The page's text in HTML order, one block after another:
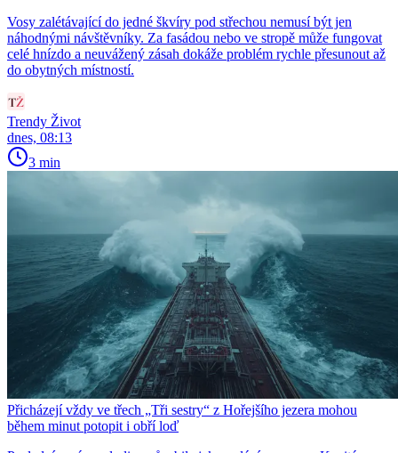
Vosy zalétávající do jedné škvíry pod střechou nemusí být jen
náhodnými návštěvníky. Za fasádou nebo ve stropě může fungovat
celé hnízdo a neuvážený zásah dokáže problém rychle přesunout až
do obytných místností.
Trendy Život
dnes, 08:13
3 min
Přicházejí vždy ve třech „Tři sestry“ z Hořejšího jezera mohou
během minut potopit i obří loď